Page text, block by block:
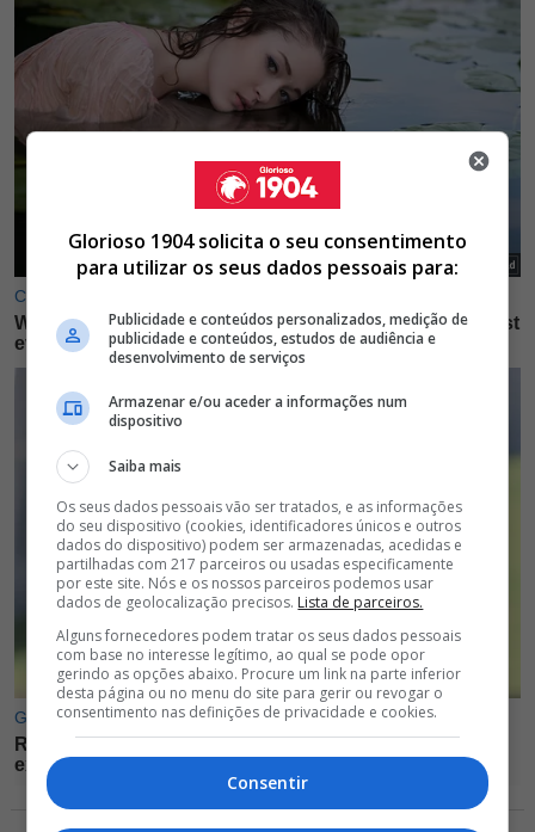
Glorioso 1904 solicita o seu consentimento
para utilizar os seus dados pessoais para:
Publicidade e conteúdos personalizados, medição de
publicidade e conteúdos, estudos de audiência e
desenvolvimento de serviços
Armazenar e/ou aceder a informações num
dispositivo
Saiba mais
Os seus dados pessoais vão ser tratados, e as informações
do seu dispositivo (cookies, identificadores únicos e outros
dados do dispositivo) podem ser armazenadas, acedidas e
partilhadas com 217 parceiros ou usadas especificamente
por este site. Nós e os nossos parceiros podemos usar
dados de geolocalização precisos. Lista de parceiros.
Alguns fornecedores podem tratar os seus dados pessoais
com base no interesse legítimo, ao qual se pode opor
gerindo as opções abaixo. Procure um link na parte inferior
desta página ou no menu do site para gerir ou revogar o
consentimento nas definições de privacidade e cookies.
Consentir